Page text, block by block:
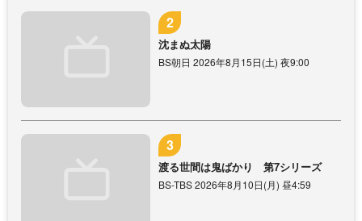
沈まぬ太陽
BS朝日 2026年8月15日(土) 夜9:00
渡る世間は鬼ばかり 第7シリーズ
BS-TBS 2026年8月10日(月) 昼4:59